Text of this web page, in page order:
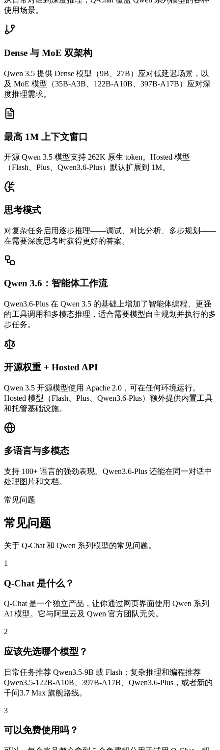
使用场景。
Dense 与 MoE 双架构
Qwen 3.5 提供 Dense 模型（9B、27B）应对低延迟场景，以
及 MoE 模型（35B-A3B、122B-A10B、397B-A17B）应对深
度推理需求。
最高 1M 上下文窗口
开源 Qwen 3.5 模型支持 262K 原生 token。Hosted 模型
（Flash、Plus、Qwen3.6-Plus）默认扩展到 1M。
思考模式
对复杂任务启用逐步推理——调试、对比分析、多步规划——
在需要深度思考时获得更好的答案。
Qwen 3.6：智能体工作流
Qwen3.6-Plus 在 Qwen 3.5 的基础上增加了智能体编程、更强
的工具调用和多模态推理，适合需要模型自主规划并执行的多
步任务。
开源权重 + Hosted API
Qwen 3.5 开源模型使用 Apache 2.0，可在任何环境运行。
Hosted 模型（Flash、Plus、Qwen3.6-Plus）额外提供内置工具
和托管基础设施。
多语言与多模态
支持 100+ 语言的强劲表现。Qwen3.6-Plus 还能在同一对话中
处理图片和文档。
常见问题
常见问题
关于 Q-Chat 和 Qwen 系列模型的常见问题。
1
Q-Chat 是什么？
Q-Chat 是一个独立产品，让你通过网页界面使用 Qwen 系列
AI 模型。它与阿里云及 Qwen 官方团队无关。
2
应该先选哪个模型？
日常任务推荐 Qwen3.5-9B 或 Flash；复杂推理和编程推荐
Qwen3.5-122B-A10B、397B-A17B、Qwen3.6-Plus，或者新的
千问3.7 Max 旗舰路线。
3
可以免费使用吗？